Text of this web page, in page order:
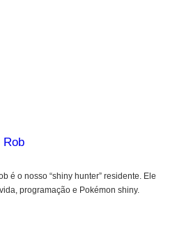
Rob
é o nosso “shiny hunter” residente. Ele
programação e Pokémon shiny.